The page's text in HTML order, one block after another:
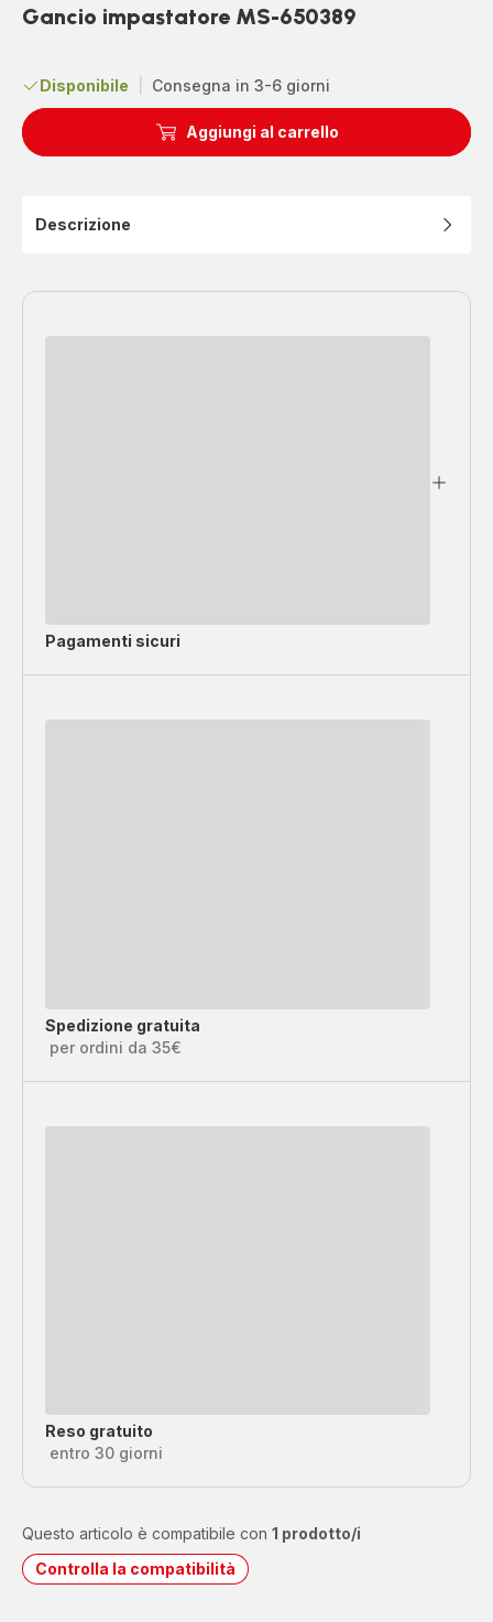
Gancio impastatore MS-650389
Disponibile Consegna in 3-6 giorni
Aggiungi al carrello
Descrizione
Pagamenti sicuri
Spedizione gratuita
per ordini da 35€
Reso gratuito
entro 30 giorni
Questo articolo è compatibile con 1 prodotto/i
Controlla la compatibilità